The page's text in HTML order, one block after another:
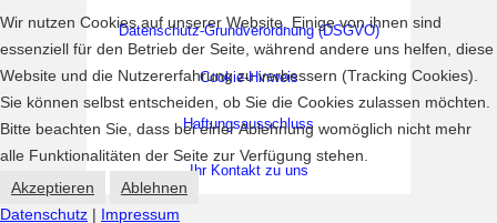
Datenschutz-Grundverordnung (DSGVO)
Cookie-Hinweis
Haftungsausschluss
Ihr Kontakt zu uns
Wir nutzen Cookies auf unserer Website. Einige von ihnen sind
essenziell für den Betrieb der Seite, während andere uns helfen, diese
Website und die Nutzererfahrung zu verbessern (Tracking Cookies).
Sie können selbst entscheiden, ob Sie die Cookies zulassen möchten.
Bitte beachten Sie, dass bei einer Ablehnung womöglich nicht mehr
alle Funktionalitäten der Seite zur Verfügung stehen.
Akzeptieren
Ablehnen
Datenschutz | Impressum